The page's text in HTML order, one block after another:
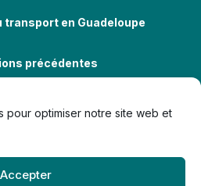
pour optimiser notre site web et
Accepter
transport en Guadeloupe
précédentes
Politique de cookies (UE)